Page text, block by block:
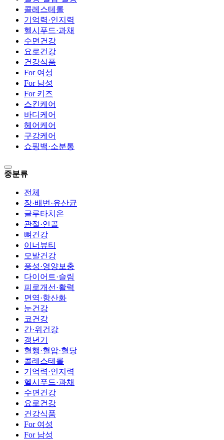
콜레스테롤
기억력·인지력
헬시푸드·과채
수면건강
요로건강
건강식품
For 여성
For 남성
For 키즈
스킨케어
바디케어
헤어케어
구강케어
쇼핑백·소분통
중분류
전체
장·배변·유산균
글루타치온
관절·연골
뼈건강
이너뷰티
모발건강
풍성·영양보충
다이어트·슬림
피로개선·활력
면역·항산화
눈건강
코건강
간·위건강
갱년기
혈행·혈압·혈당
콜레스테롤
기억력·인지력
헬시푸드·과채
수면건강
요로건강
건강식품
For 여성
For 남성